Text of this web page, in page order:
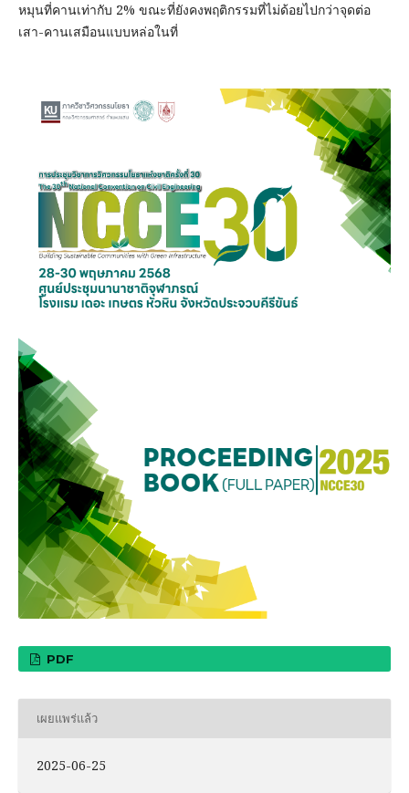
หมุนที่คานเท่ากับ 2% ขณะที่ยังคงพฤติกรรมที่ไม่ด้อยไปกว่าจุดต่อ
เสา-คานเสมือนแบบหล่อในที่
PDF
เผยแพร่แล้ว
2025-06-25